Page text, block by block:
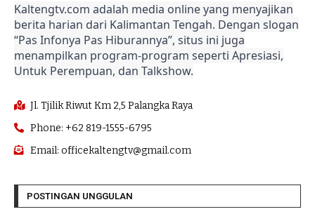
Kaltengtv.com adalah media online yang menyajikan
berita harian dari Kalimantan Tengah. Dengan slogan
“Pas Infonya Pas Hiburannya”, situs ini juga
menampilkan program-program seperti Apresiasi,
Untuk Perempuan, dan Talkshow.
Jl. Tjilik Riwut Km 2,5 Palangka Raya
Phone: +62 819-1555-6795
Email: officekaltengtv@gmail.com
POSTINGAN UNGGULAN